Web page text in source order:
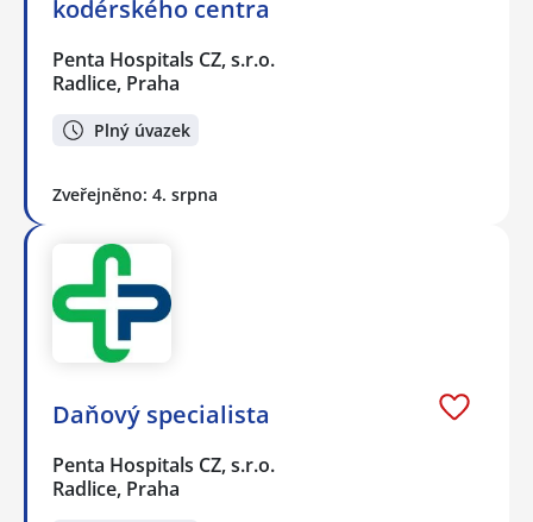
kodérského centra
Penta Hospitals CZ, s.r.o.
Radlice, Praha
Plný úvazek
Zveřejněno: 4. srpna
Daňový specialista
Penta Hospitals CZ, s.r.o.
Radlice, Praha